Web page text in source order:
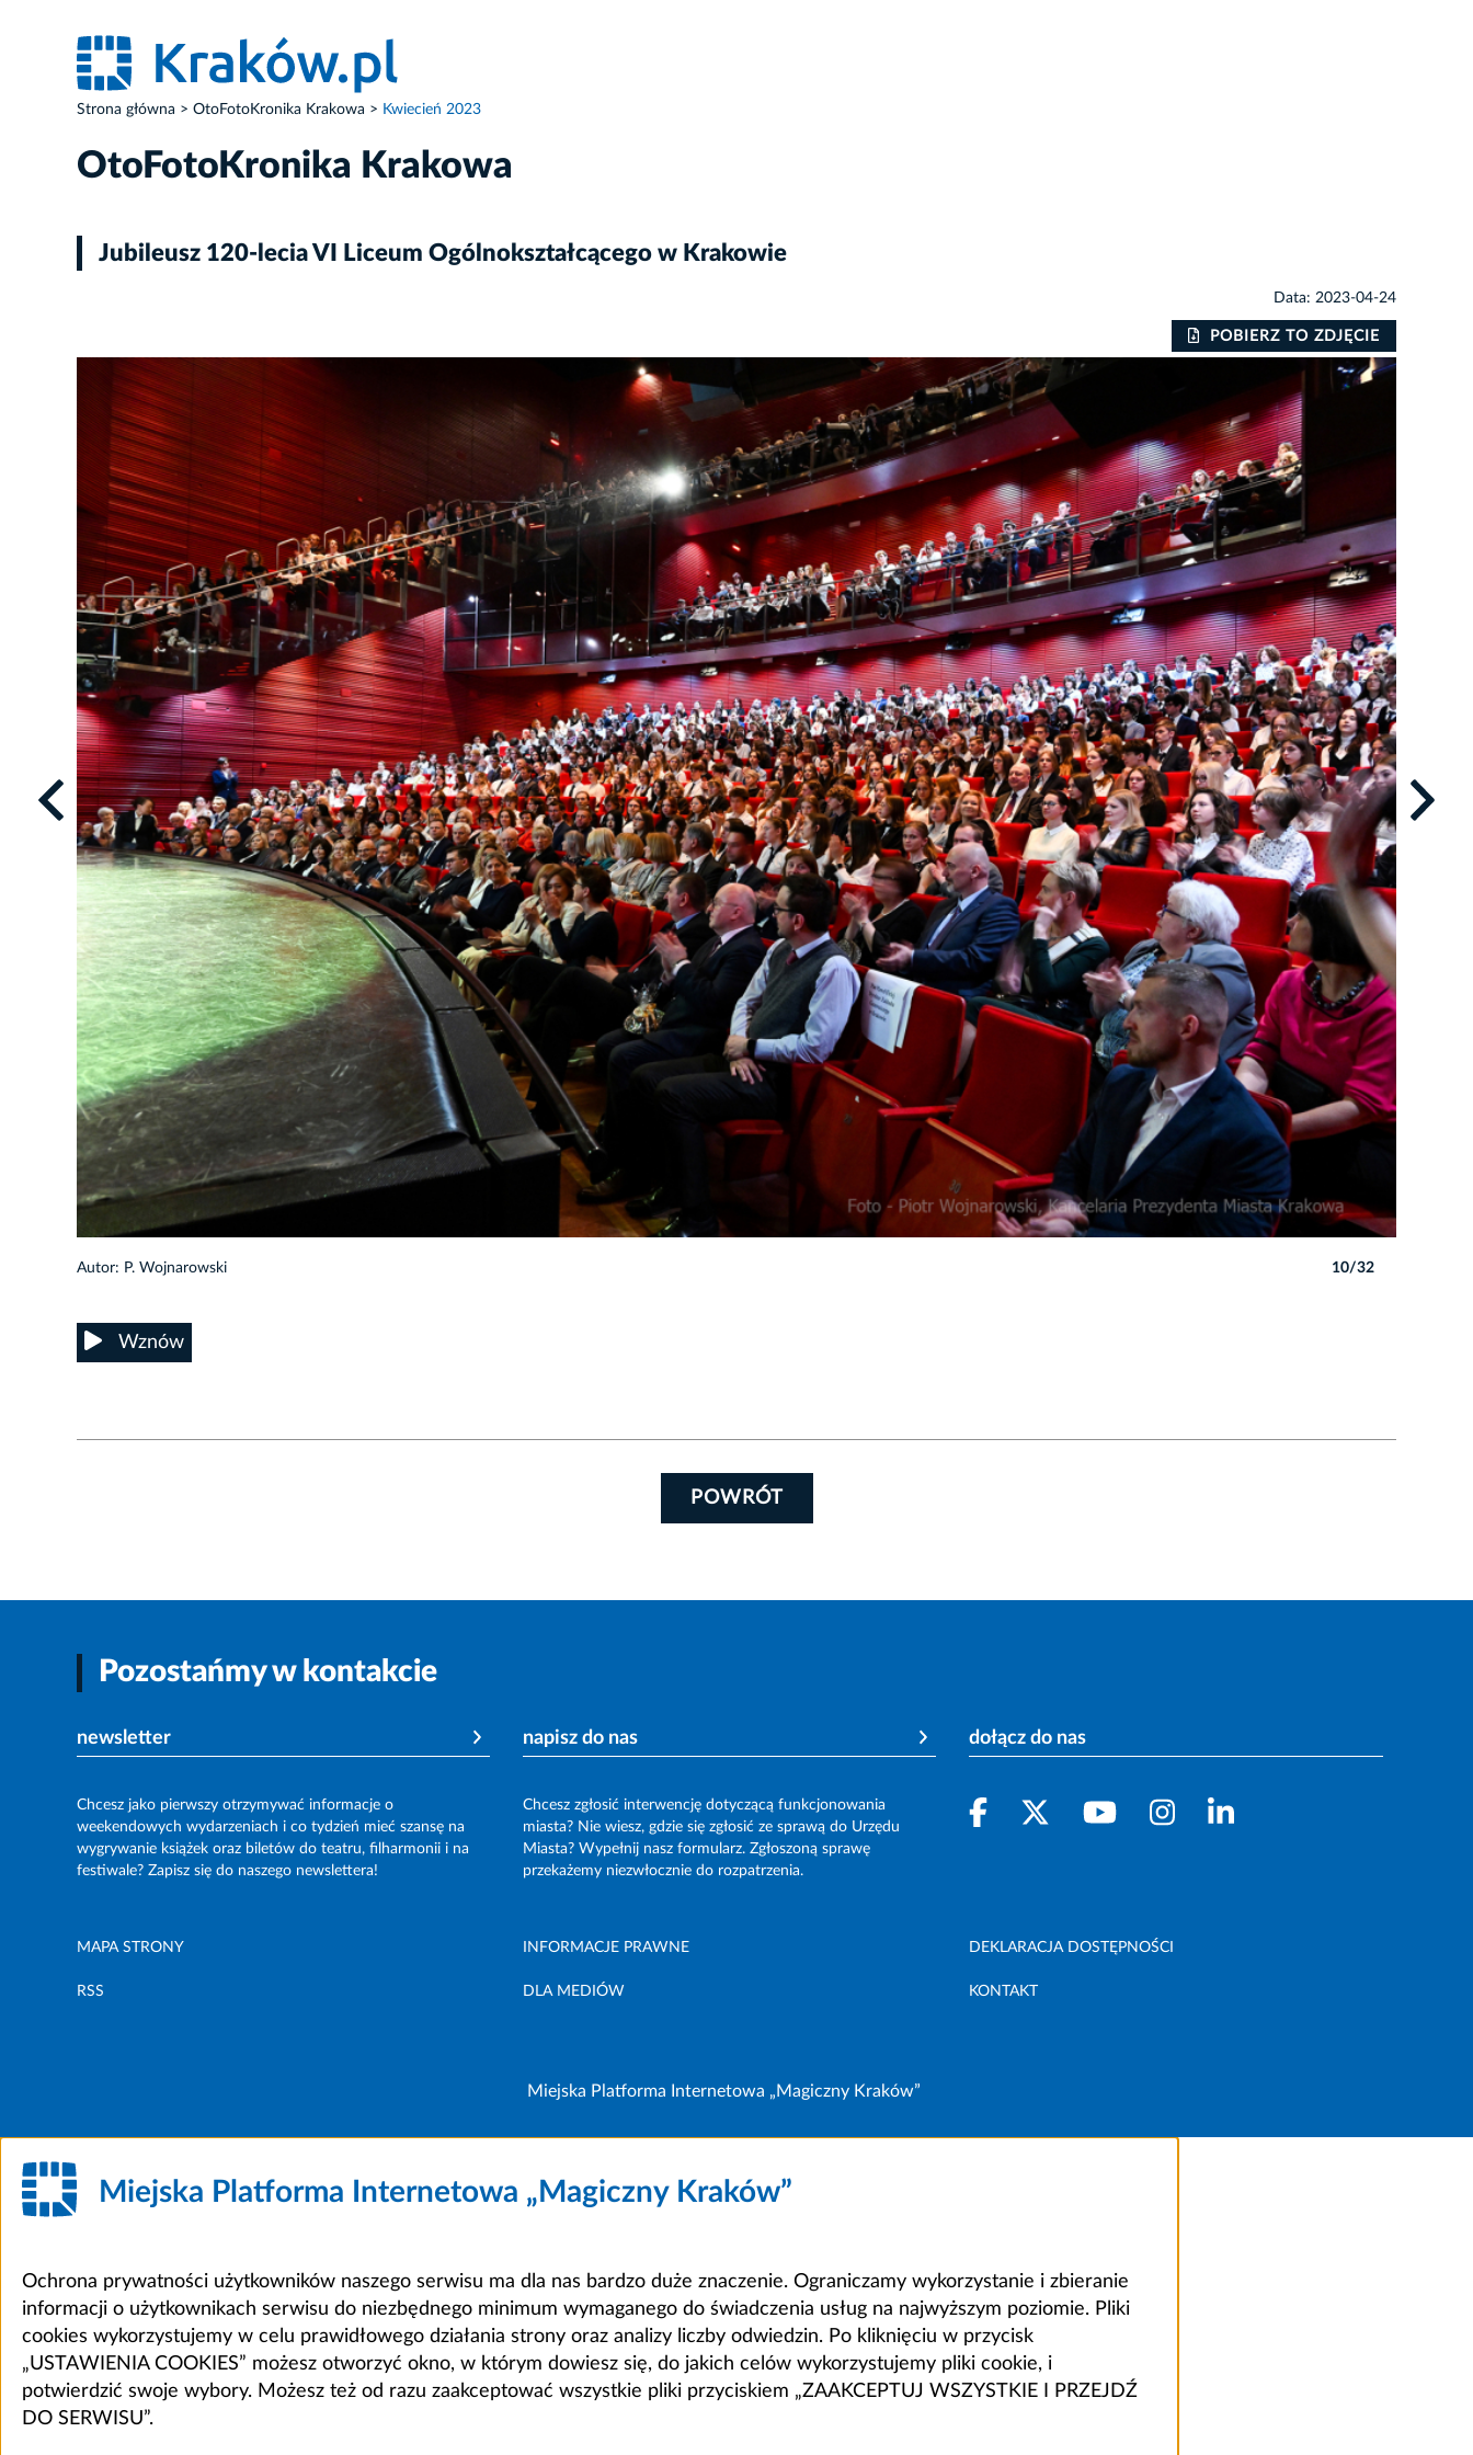
Strona główna OtoFotoKronika Krakowa Kwiecień 2023
OtoFotoKronika Krakowa
Jubileusz 120-lecia VI Liceum Ogólnokształcącego w Krakowie
Data: 2023-04-24
POBIERZ TO ZDJĘCIE
Autor: P. Wojnarowski 10/32
Wznów
POWRÓT
Pozostańmy w kontakcie
newsletter
Chcesz jako pierwszy otrzymywać informacje o
weekendowych wydarzeniach i co tydzień mieć szansę na
wygrywanie książek oraz biletów do teatru, filharmonii i na
festiwale? Zapisz się do naszego newslettera!
napisz do nas
Chcesz zgłosić interwencję dotyczącą funkcjonowania
miasta? Nie wiesz, gdzie się zgłosić ze sprawą do Urzędu
Miasta? Wypełnij nasz formularz. Zgłoszoną sprawę
przekażemy niezwłocznie do rozpatrzenia.
dołącz do nas
MAPA STRONY INFORMACJE PRAWNE DEKLARACJA DOSTĘPNOŚCI
RSS DLA MEDIÓW KONTAKT
Miejska Platforma Internetowa „Magiczny Kraków”
Miejska Platforma Internetowa „Magiczny Kraków”
Ochrona prywatności użytkowników naszego serwisu ma dla nas bardzo duże znaczenie. Ograniczamy wykorzystanie i zbieranie
informacji o użytkownikach serwisu do niezbędnego minimum wymaganego do świadczenia usług na najwyższym poziomie. Pliki
cookies wykorzystujemy w celu prawidłowego działania strony oraz analizy liczby odwiedzin. Po kliknięciu w przycisk
„USTAWIENIA COOKIES” możesz otworzyć okno, w którym dowiesz się, do jakich celów wykorzystujemy pliki cookie, i
potwierdzić swoje wybory. Możesz też od razu zaakceptować wszystkie pliki przyciskiem „ZAAKCEPTUJ WSZYSTKIE I PRZEJDŹ
DO SERWISU”.